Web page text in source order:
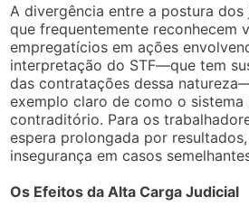
A divergência entre a postura
que frequentemente reconhecem
empregatícios em ações
interpretação do STF—que tem
das contratações dessa
exemplo claro de como o sistema
contraditório. Para os
espera prolongada por
insegurança em casos
Os Efeitos da Alta Carga Judicial